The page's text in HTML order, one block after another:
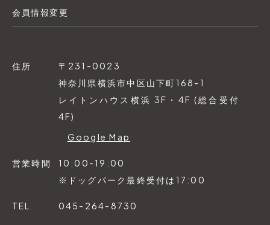
会員情報変更
住所
〒231-0023
神奈川県横浜市中区山下町168-1
レイトンハウス横浜 3F・4F (総合受付
4F)
Google Map
営業時間
10:00-19:00
※ドッグパーク最終受付は17:00
TEL 045-264-8730